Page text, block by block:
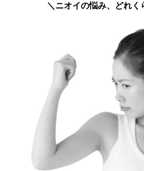
＼ニオイの悩み、どれく